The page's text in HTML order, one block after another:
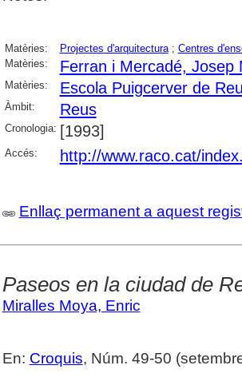
Matèries: Projectes d'arquitectura; Centres
Matèries:
Ferran i Mercadé, Josep
Matèries: Escola Puigcerver de
Àmbit: Reus
Cronologia: [1993]
Accés: http://www.raco.cat/
Enllaç permanent a aquest
Paseos en la ciudad de
Miralles Moya, Enric
En: Croquis, Núm. 49-50